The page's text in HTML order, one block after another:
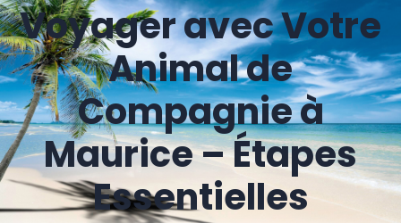
Voyager avec Votre
Animal de
Compagnie à
Maurice – Étapes
Essentielles